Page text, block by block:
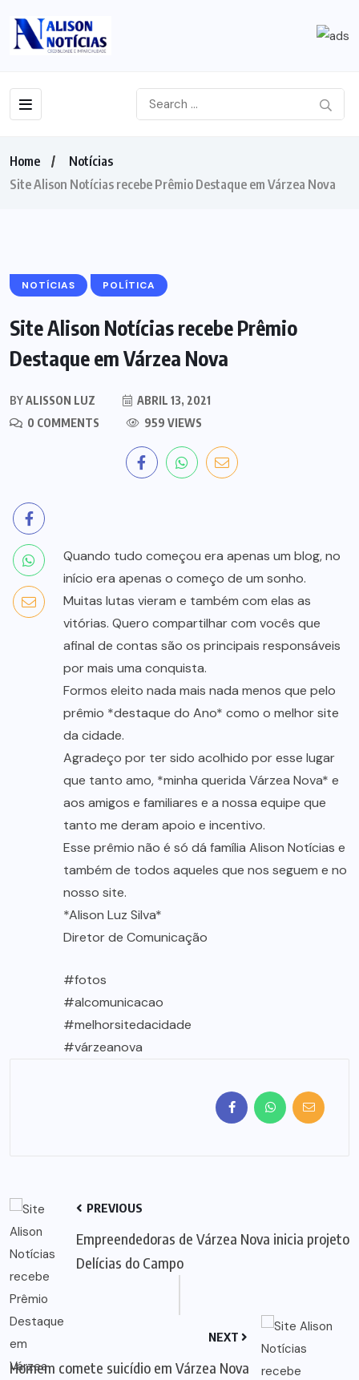
Home
Notícias
Site Alison Notícias recebe Prêmio Destaque em Várzea Nova
NOTÍCIAS POLÍTICA
Site Alison Notícias recebe Prêmio
Destaque em Várzea Nova
BYALISSON LUZ
ABRIL 13, 2021
0 COMMENTS
959 VIEWS
Quando tudo começou era apenas um blog, no
início era apenas o começo de um sonho.
Muitas lutas vieram e também com elas as
vitórias. Quero compartilhar com vocês que
afinal de contas são os principais responsáveis
por mais uma conquista.
Formos eleito nada mais nada menos que pelo
prêmio *destaque do Ano* como o melhor site
da cidade.
Agradeço por ter sido acolhido por esse lugar
que tanto amo, *minha querida Várzea Nova* e
aos amigos e familiares e a nossa equipe que
tanto me deram apoio e incentivo.
Esse prêmio não é só dá família Alison Notícias e
também de todos aqueles que nos seguem e no
nosso site.
*Alison Luz Silva*
Diretor de Comunicação
#fotos
#alcomunicacao
#melhorsitedacidade
#várzeanova
PREVIOUS
Empreendedoras de Várzea Nova inicia projeto
Delícias do Campo
NEXT
Homem comete suicídio em Várzea Nova